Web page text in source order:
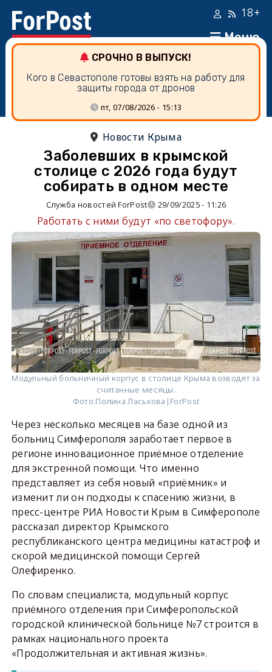
Меню
18+
СРОЧНО В ВЫПУСК!
Кого в Севастополе готовы взять на работу для
защиты города от дронов
пт, 07/08/2026 - 15:13
Новости Крыма
Заболевших в крымской
столице с 2026 года будут
собирать в одном месте
Служба новостей ForPost 29/09/2025 - 11:26
Работать с ними будут «по светофору».
Модульный больничный корпус в столице Крыма возводят за
считанные месяцы.
Фото:Полина Ласькова|ForPost
Через несколько месяцев на базе одной из
больниц Симферополя заработает первое в
регионе инновационное приёмное отделение
для экстренной помощи. Что именно
представляет из себя новый «приёмник» и
изменит ли он подходы к спасению жизни, в
пресс-центре РИА Новости Крым в Симферополе
рассказал директор Крымского
республиканского центра медицины катастроф и
скорой медицинской помощи Сергей
Олефиренко.
По словам специалиста, модульный корпус
приёмного отделения при Симферопольской
городской клинической больнице №7 строится в
рамках национального проекта
«Продолжительная и активная жизнь».